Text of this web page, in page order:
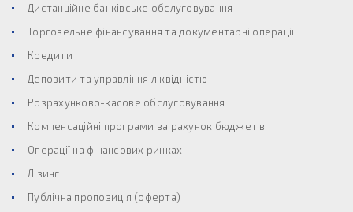
Дистанційне банківське обслуговування
Торговельне фінансування та документарні операції
Кредити
Депозити та управління ліквідністю
Розрахунково-касове обслуговування
Компенсаційні програми за рахунок бюджетів
Операції на фінансових ринках
Лізинг
Публічна пропозиція (оферта)